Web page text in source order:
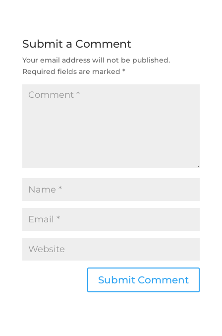
Submit a Comment
Your email address will not be published.
Required fields are marked *